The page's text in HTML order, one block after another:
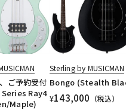
ご予約受付
Series Ray4
Maple)
Sterling by MUSICMAN
Bongo (Stealth
¥143,000 （税込）